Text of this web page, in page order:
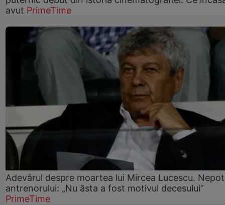
avut PrimeTime
Adevărul despre moartea lui Mircea Lucescu.
antrenorului: „Nu ăsta a fost motivul decesului”
PrimeTime